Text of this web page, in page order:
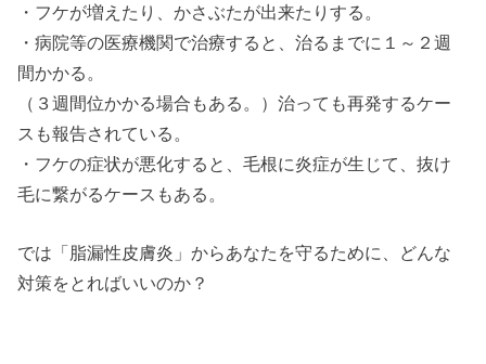
・フケが増えたり、かさぶたが出来たりする。
・病院等の医療機関で治療すると、治るまでに１～２週
間かかる。
（３週間位かかる場合もある。）治っても再発するケー
スも報告されている。
・フケの症状が悪化すると、毛根に炎症が生じて、抜け
毛に繋がるケースもある。
では「脂漏性皮膚炎」からあなたを守るために、どんな
対策をとればいいのか？